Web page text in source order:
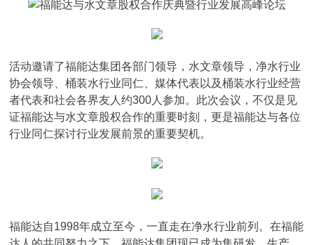
活动邀请了福能达集团各部门领导，水文章领导，净水行业
协会领导、桶装水行业同仁、媒体代表以及桶装水行业经营
者代表和社会各界友人约300人参加。此次会议，不仅是见
证福能达与水文章股权合作的重要时刻，更是福能达与各位
行业同仁探讨行业发展前景的重要契机。
福能达自1998年成立至今，一直走在净水行业前列。在福能